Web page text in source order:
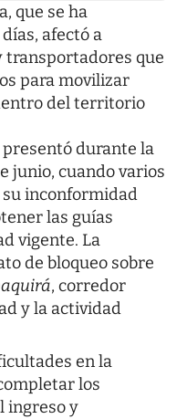
que se ha
afectó a
transportadores que
para movilizar
del territorio
durante la
junio, cuando varios
inconformidad
las guías
vigente. La
de bloqueo sobre
, corredor
y la actividad
en la
los
ingreso y